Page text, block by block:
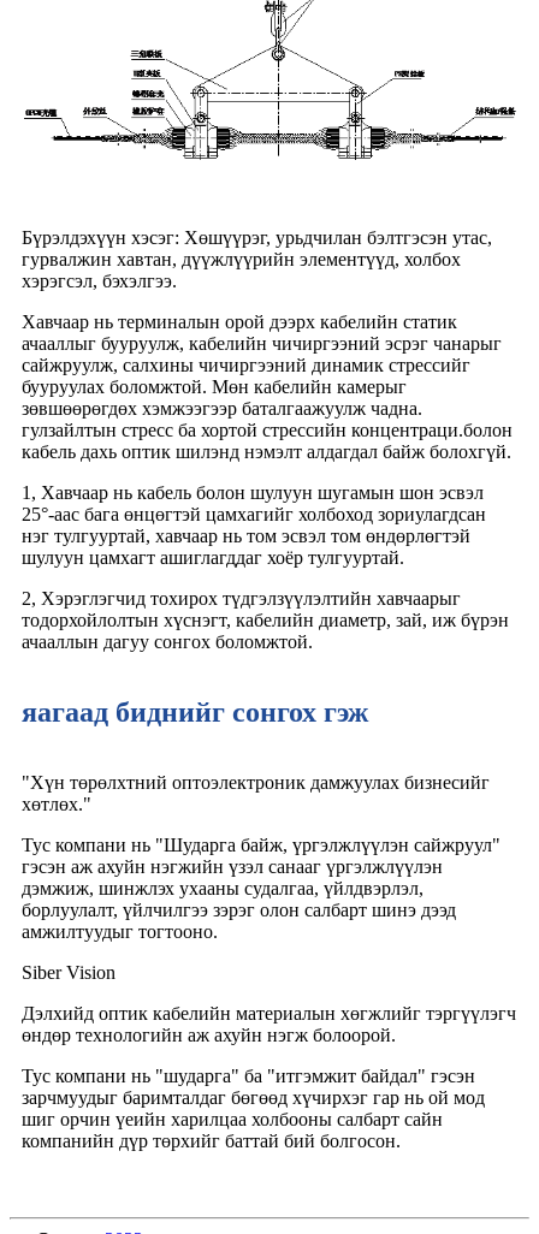
Бүрэлдэхүүн хэсэг: Хөшүүрэг, урьдчилан бэлтгэсэн утас,
гурвалжин хавтан, дүүжлүүрийн элементүүд, холбох
хэрэгсэл, бэхэлгээ.
Хавчаар нь терминалын орой дээрх кабелийн статик
ачааллыг бууруулж, кабелийн чичиргээний эсрэг чанарыг
сайжруулж, салхины чичиргээний динамик стрессийг
бууруулах боломжтой. Мөн кабелийн камерыг
зөвшөөрөгдөх хэмжээгээр баталгаажуулж чадна.
гулзайлтын стресс ба хортой стрессийн концентраци.болон
кабель дахь оптик шилэнд нэмэлт алдагдал байж болохгүй.
1, Хавчаар нь кабель болон шулуун шугамын шон эсвэл
25°-аас бага өнцөгтэй цамхагийг холбоход зориулагдсан
нэг тулгууртай, хавчаар нь том эсвэл том өндөрлөгтэй
шулуун цамхагт ашиглагддаг хоёр тулгууртай.
2, Хэрэглэгчид тохирох түдгэлзүүлэлтийн хавчаарыг
тодорхойлолтын хүснэгт, кабелийн диаметр, зай, иж бүрэн
ачааллын дагуу сонгох боломжтой.
яагаад биднийг сонгох гэж
"Хүн төрөлхтний оптоэлектроник дамжуулах бизнесийг
хөтлөх."
Тус компани нь "Шударга байж, үргэлжлүүлэн сайжруул"
гэсэн аж ахуйн нэгжийн үзэл санааг үргэлжлүүлэн
дэмжиж, шинжлэх ухааны судалгаа, үйлдвэрлэл,
борлуулалт, үйлчилгээ зэрэг олон салбарт шинэ дээд
амжилтуудыг тогтооно.
Siber Vision
Дэлхийд оптик кабелийн материалын хөгжлийг тэргүүлэгч
өндөр технологийн аж ахуйн нэгж болоорой.
Тус компани нь "шударга" ба "итгэмжит байдал" гэсэн
зарчмуудыг баримталдаг бөгөөд хүчирхэг гар нь ой мод
шиг орчин үеийн харилцаа холбооны салбарт сайн
компанийн дүр төрхийг баттай бий болгосон.